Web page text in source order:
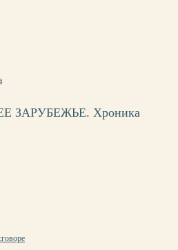
ЗАРУБЕЖЬЕ. Хроника